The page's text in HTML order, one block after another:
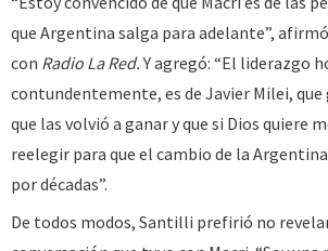
que Argentina salga para adelante”,
con Radio La Red.Y agregó: “El liderazgo
contundentemente, es de Javier Milei, que
que las volvió a ganar y que si Dios quiere
reelegir para que el cambio de la
por décadas”.
De todos modos, Santilli prefirió no